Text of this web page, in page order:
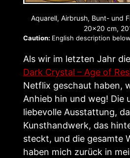
Aquarell, Airbrush, Bunt- und
20×20 cm,
Caution: English description
Als wir im letzten Jahr
Dark Crystal – Age of
Netflix geschaut haben,
Anhieb hin und weg! Die
liebevolle Ausstattung,
Kunsthandwerk, das
steckt, und die gesamte
haben mich zurück in